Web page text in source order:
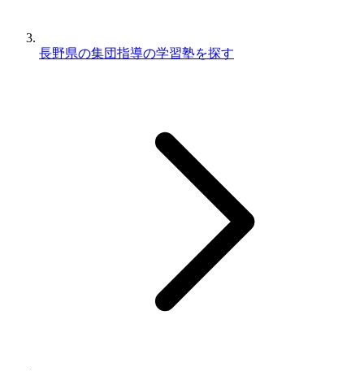
長野県の集団指導の学習塾を探す